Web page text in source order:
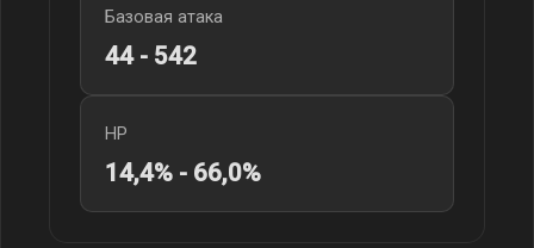
Базовая атака
44 - 542
HP
14,4% - 66,0%